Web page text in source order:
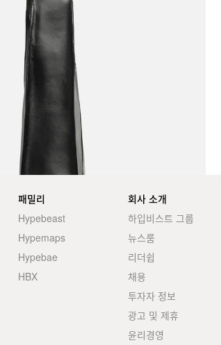
패밀리
Hypebeast
Hypemaps
Hypebae
HBX
회사 소개
하입비스트 그룹
뉴스룸
리더쉽
채용
투자자 정보
광고 및 제휴
윤리경영